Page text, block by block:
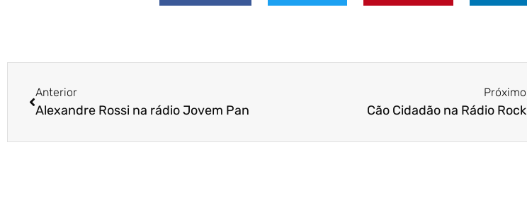
Anterior
Alexandre Rossi na rádio Jovem Pan
Próximo
Cão Cidadão na Rádio Rock